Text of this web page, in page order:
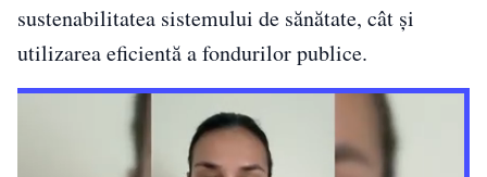
sustenabilitatea sistemului de sănătate, cât și
utilizarea eficientă a fondurilor publice.